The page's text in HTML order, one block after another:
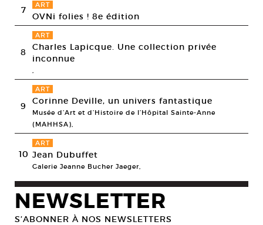
7 ART
OVNi folies ! 8e édition
8
ART
Charles Lapicque. Une collection privée
inconnue
,
9
ART
Corinne Deville, un univers fantastique
Musée d’Art et d’Histoire de l’Hôpital Sainte-Anne
(MAHHSA),
10
ART
Jean Dubuffet
Galerie Jeanne Bucher Jaeger,
NEWSLETTER
S’ABONNER À NOS NEWSLETTERS